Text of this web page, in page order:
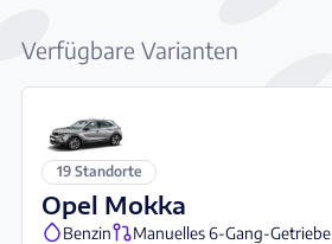
Verfügbare Varianten
19 Standorte
Opel Mokka
Benzin Manuelles 6-Gang-Getriebe